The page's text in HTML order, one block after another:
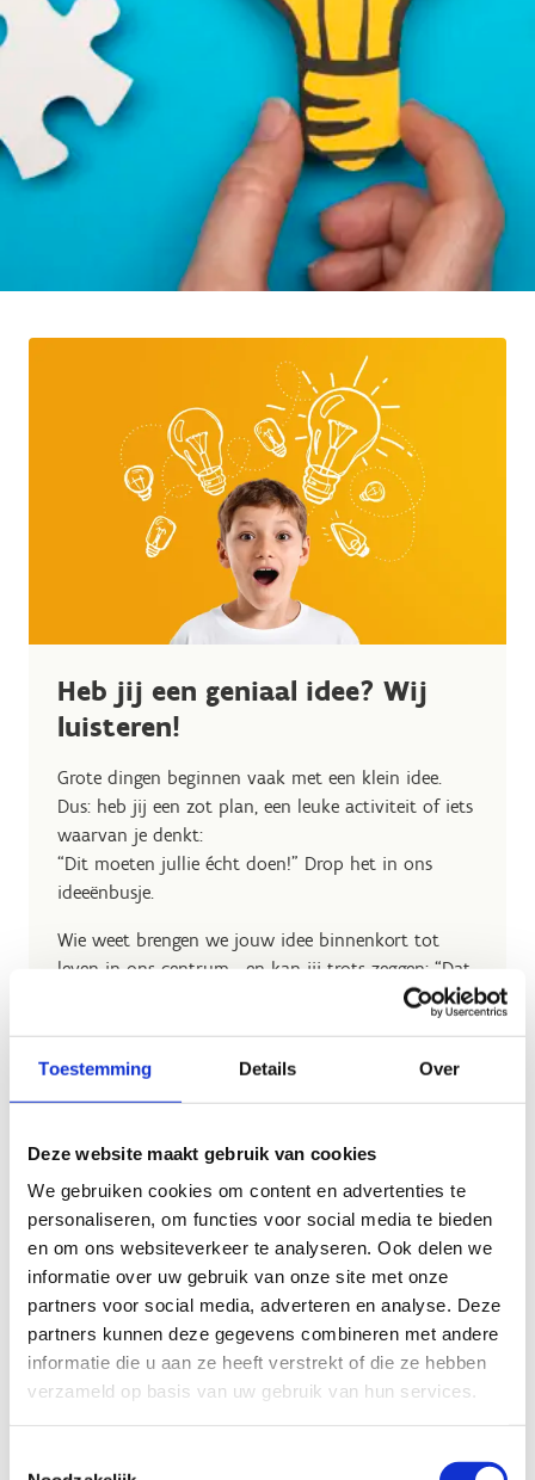
Toestemming Details Over
Deze website maakt gebruik van cookies
We gebruiken cookies om content en advertenties te
personaliseren, om functies voor social media te bieden
en om ons websiteverkeer te analyseren. Ook delen we
informatie over uw gebruik van onze site met onze
partners voor social media, adverteren en analyse. Deze
partners kunnen deze gegevens combineren met andere
informatie die u aan ze heeft verstrekt of die ze hebben
verzameld op basis van uw gebruik van hun services.
Heb jij een geniaal idee? Wij
luisteren!
Grote dingen beginnen vaak met een klein idee.
Dus: heb jij een zot plan, een leuke activiteit of iets
waarvan je denkt:
“Dit moeten jullie écht doen!” Drop het in ons
ideeënbusje.
Wie weet brengen we jouw idee binnenkort tot
leven in ons centrum… en kan jij trots zeggen: “Dat
je creativiteit los en verras ons.
idee.
Heb jij een idee dat het
verschil maakt?